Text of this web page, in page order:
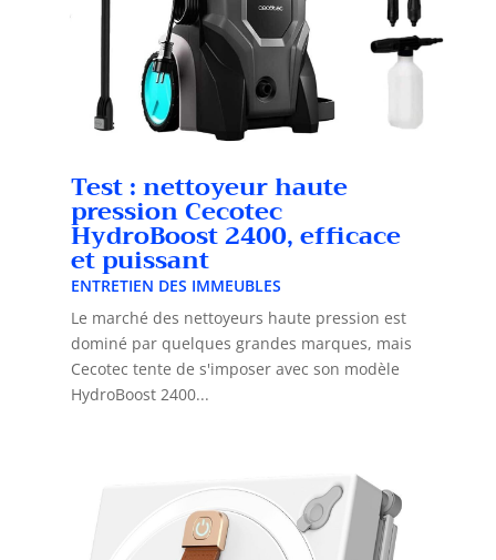
Test : nettoyeur haute
pression Cecotec
HydroBoost 2400, efficace
et puissant
ENTRETIEN DES IMMEUBLES
Le marché des nettoyeurs haute pression est
dominé par quelques grandes marques, mais
Cecotec tente de s'imposer avec son modèle
HydroBoost 2400...